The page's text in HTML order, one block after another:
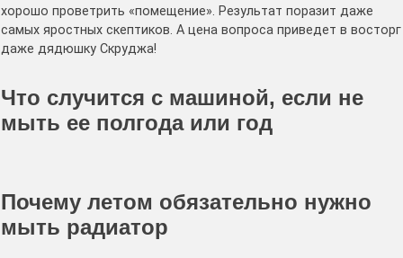
хорошо проветрить «помещение». Результат поразит даже
самых яростных скептиков. А цена вопроса приведет в восторг
даже дядюшку Скруджа!
Что случится с машиной, если не
мыть ее полгода или год
Почему летом обязательно нужно
мыть радиатор